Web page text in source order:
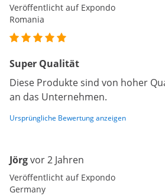
Veröffentlicht auf Expondo
Romania
Super Qualität
Diese Produkte sind von hoher
an das Unternehmen.
Ursprüngliche Bewertung anzeigen
Jörgvor 2 Jahren
Veröffentlicht auf Expondo
Germany